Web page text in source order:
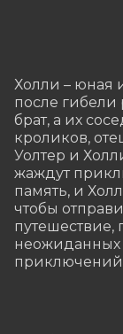
Холли – юная
после гибели
брат, а их
кроликов,
Уолтер и
жаждут
память, и
чтобы
путешествие,
неожиданных